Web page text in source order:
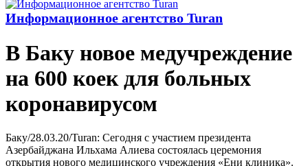
Информационное агентство Turan
В Баку новое медучреждение
на 600 коек для больных
коронавирусом
Баку/28.03.20/Turan: Сегодня с участием президента
Азербайджана Ильхама Алиева состоялась церемония
открытия нового медицинского учреждения «Ени клиника».